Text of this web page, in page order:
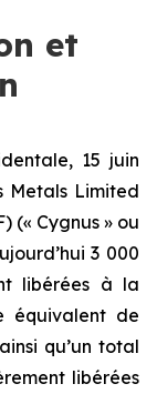
et
15 juin
Metals Limited
(« Cygnus » ou
3 000
libérées à la
équivalent de
qu’un total
libérées